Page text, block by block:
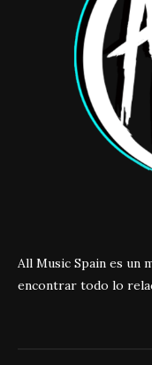
All Music Spain es un
encontrar todo lo